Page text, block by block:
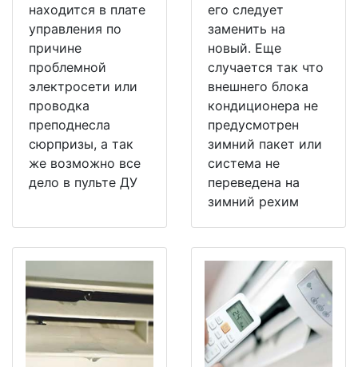
находится в плате
управления по
причине
проблемной
электросети или
проводка
преподнесла
сюрпризы, а так
же возможно все
дело в пульте ДУ
его следует
заменить на
новый. Еще
случается так что
внешнего блока
кондиционера не
предусмотрен
зимний пакет или
система не
переведена на
зимний рехим